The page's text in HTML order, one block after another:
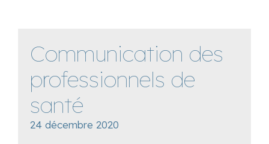
Communication des
professionnels de
santé
24 décembre 2020